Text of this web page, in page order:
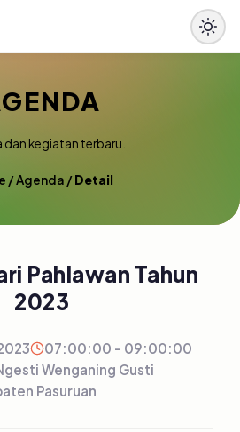
dan kegiatan terbaru.
/Agenda /Detail
Pahlawan Tahun
2023
07:00:00 - 09:00:00
Wenganing Gusti
Pasuruan